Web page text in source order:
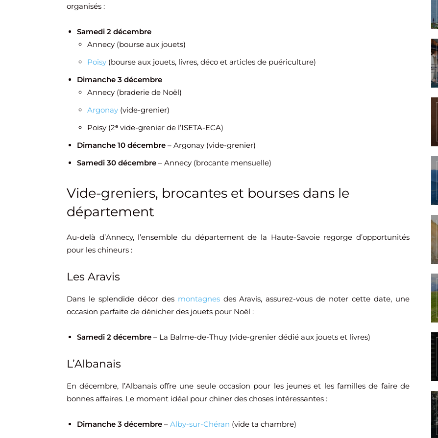
organisés :
Samedi 2 décembre
Annecy (bourse aux jouets)
Poisy (bourse aux jouets, livres, déco et articles de puériculture)
Dimanche 3 décembre
Annecy (braderie de Noël)
Argonay (vide-grenier)
Poisy (2ᵉ vide-grenier de l’ISETA-ECA)
Dimanche 10 décembre – Argonay (vide-grenier)
Samedi 30 décembre – Annecy (brocante mensuelle)
Vide-greniers, brocantes et bourses dans le
département
Au-delà d’Annecy, l’ensemble du département de la Haute-Savoie regorge d’opportunités
pour les chineurs :
Les Aravis
Dans le splendide décor des montagnesdes Aravis, assurez-vous de noter cette date, une
occasion parfaite de dénicher des jouets pour Noël :
Samedi 2 décembre – La Balme-de-Thuy (vide-grenier dédié aux jouets et livres)
L’Albanais
En décembre, l’Albanais offre une seule occasion pour les jeunes et les familles de faire de
bonnes affaires. Le moment idéal pour chiner des choses intéressantes :
Dimanche 3 décembre – Alby-sur-Chéran (vide ta chambre)